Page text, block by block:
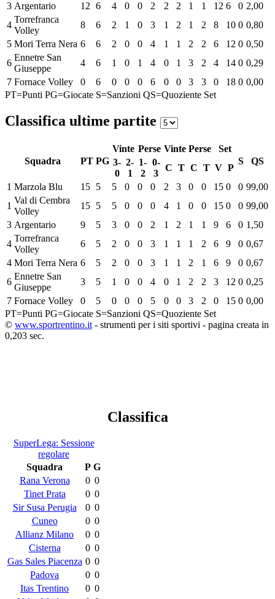
3 Argentario 12 6 4 0 0 2 2 2 1 1 12 6 0 2,00
4
Torrefranca
Volley
8 6 2 1 0 3 1 2 1 2 8 10 0 0,80
5 Mori Terra Nera 6 6 2 0 0 4 1 1 2 2 6 12 0 0,50
6
Ennetre San
Giuseppe
4 6 1 0 1 4 0 1 3 2 4 14 0 0,29
7 Fornace Volley 0 6 0 0 0 6 0 0 3 3 0 18 0 0,00
PT=Punti PG=Giocate S=Sanzioni QS=Quoziente Set
Classifica ultime partite
Squadra PT PG
Vinte Perse Vinte Perse
Set
S
QS
3-
0
2-
1
1-
2
0-
3
C T C T V P
1 Marzola Blu 15 5 5 0 0 0 2 3 0 0 15 0 0 99,00
1
Val di Cembra
Volley
15 5 5 0 0 0 4 1 0 0 15 0 0 99,00
3 Argentario 9 5 3 0 0 2 1 2 1 1 9 6 0 1,50
4
Torrefranca
Volley
6 5 2 0 0 3 1 1 1 2 6 9 0 0,67
4 Mori Terra Nera 6 5 2 0 0 3 1 1 2 1 6 9 0 0,67
6
Ennetre San
Giuseppe
3 5 1 0 0 4 0 1 2 2 3 12 0 0,25
7 Fornace Volley 0 5 0 0 0 5 0 0 3 2 0 15 0 0,00
PT=Punti PG=Giocate S=Sanzioni QS=Quoziente Set
© www.sportrentino.it - strumenti per i siti sportivi - pagina creata in
0,203 sec.
Classifica
SuperLega: Sessione
regolare
Squadra
P G
Rana Verona
0 0
Tinet Prata
0 0
Sir Susa Perugia
0 0
Cuneo
0 0
Allianz Milano
0 0
Cisterna
0 0
Gas Sales Piacenza 0 0
Padova
0 0
Itas Trentino
0 0